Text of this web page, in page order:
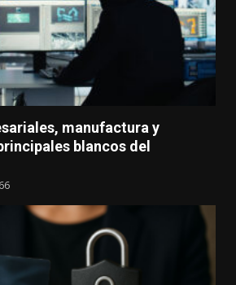
manufactura y
blancos del